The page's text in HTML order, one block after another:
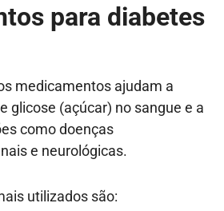
para diabetes
medicamentos ajudam a
glicose (açúcar) no sangue e a
como doenças
e neurológicas.
utilizados são: